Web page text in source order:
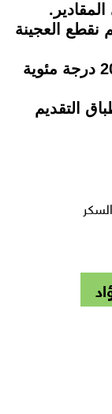
نقطع العجينة
6- نشعل الفرن على درجة حرارة 200 درجة مئوية
التقديم